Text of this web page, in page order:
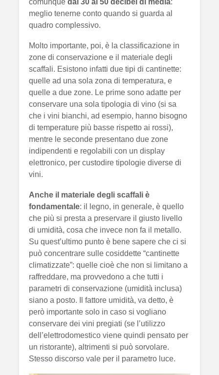
comunque dai 30 ai 50 decibel di media:
meglio tenerne conto quando si guarda al
quadro complessivo.
Molto importante, poi, è la classificazione in
zone di conservazione e il materiale degli
scaffali. Esistono infatti due tipi di cantinette:
quelle ad una sola zona di temperatura, e
quelle a due zone. Le prime sono adatte per
conservare una sola tipologia di vino (si sa
che i vini bianchi, ad esempio, hanno bisogno
di temperature più basse rispetto ai rossi),
mentre le seconde presentano due zone
indipendenti e regolabili con un display
elettronico, per custodire tipologie diverse di
vini.
Anche il materiale degli scaffali è
fondamentale: il legno, in generale, è quello
che più si presta a preservare il giusto livello
di umidità, cosa che invece non fa il metallo.
Su quest’ultimo punto è bene sapere che ci si
può concentrare sulle cosiddette “cantinette
climatizzate”: quelle cioè che non si limitano a
raffreddare, ma provvedono a che tutti i
parametri di conservazione (umidità inclusa)
siano a posto. Il fattore umidità, va detto, è
però importante solo in caso si vogliano
conservare dei vini pregiati (se l’utilizzo
dell’elettrodomestico viene quindi pensato per
un ristorante), altrimenti si può sorvolare.
Stesso discorso vale per il parametro luce.